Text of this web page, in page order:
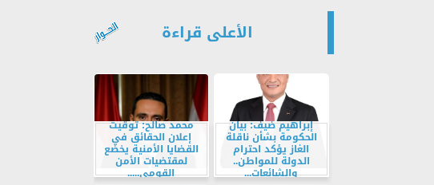
الأعلى قراءة
إبراهيم ضيف: بيان
الحكومة بشأن ناقلة
الغاز يؤكد احترام
الدولة للمواطن..
والشائعات...
محمد صالح: توقيت
إعلان الحقائق في
القضايا الأمنية يخضع
لمقتضيات الأمن
القومي.....